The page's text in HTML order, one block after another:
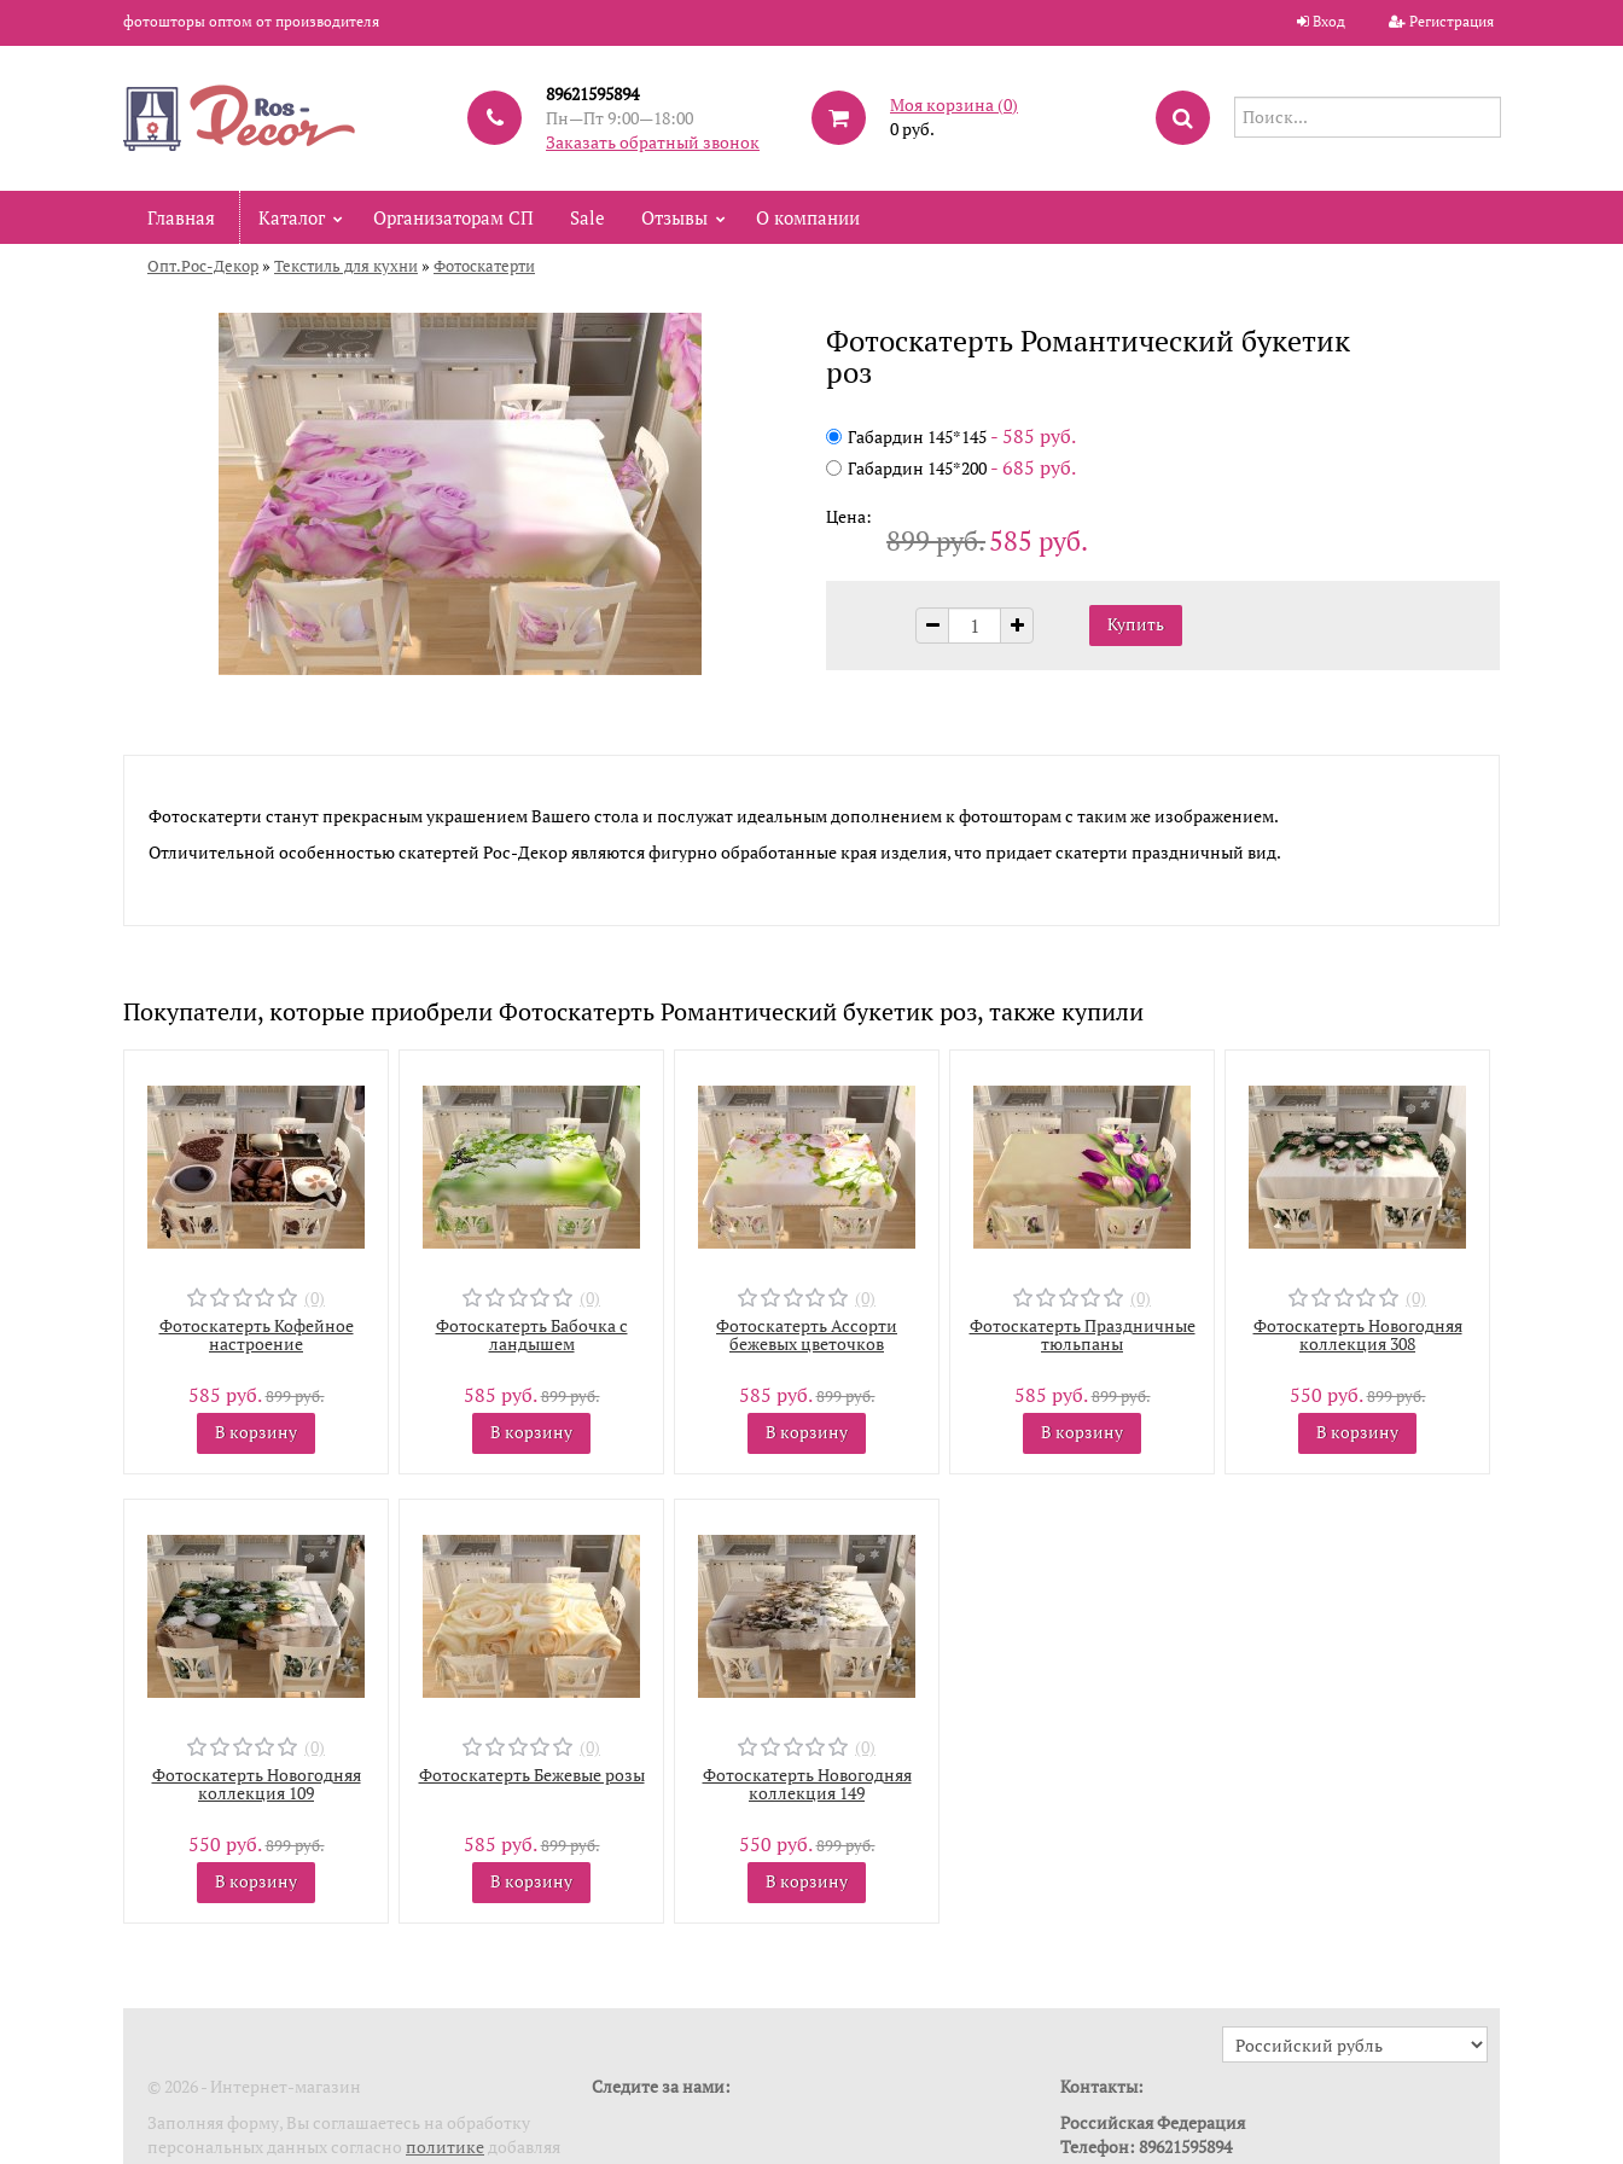
фотошторы оптом от производителя Вход Регистрация
89621595894
Пн—Пт 9:00—18:00
Заказать обратный звонок
Моя корзина (0)
0 руб.
Главная Каталог Организаторам СП Sale Отзывы О компании
Опт.Рос-Декор » Текстиль для кухни » Фотоскатерти
Фотоскатерть Романтический букетик
роз
Габардин 145*145 - 585 руб.
Габардин 145*200 - 685 руб.
Цена:
899 руб.585 руб.
Фотоскатерти станут прекрасным украшением Вашего стола и послужат идеальным дополнением к фотошторам с таким же изображением.
Отличительной особенностью скатертей Рос-Декор являются фигурно обработанные края изделия, что придает скатерти праздничный вид.
Покупатели, которые приобрели Фотоскатерть Романтический букетик роз, также купили
(0)
Фотоскатерть Кофейное
настроение
585 руб.899 руб.
В корзину
(0)
Фотоскатерть Бабочка с
ландышем
585 руб.899 руб.
В корзину
(0)
Фотоскатерть Ассорти
бежевых цветочков
585 руб.899 руб.
В корзину
(0)
Фотоскатерть Праздничные
тюльпаны
585 руб.899 руб.
В корзину
(0)
Фотоскатерть Новогодняя
коллекция 308
550 руб.899 руб.
В корзину
(0)
Фотоскатерть Новогодняя
коллекция 109
550 руб.899 руб.
В корзину
(0)
Фотоскатерть Бежевые розы
585 руб.899 руб.
В корзину
(0)
Фотоскатерть Новогодняя
коллекция 149
550 руб.899 руб.
В корзину
© 2026 - Интернет-магазин
Заполняя форму, Вы соглашаетесь на обработку
персональных данных согласно политикедобавляя
Следите за нами:
Контакты:
Российская Федерация
Телефон: 89621595894